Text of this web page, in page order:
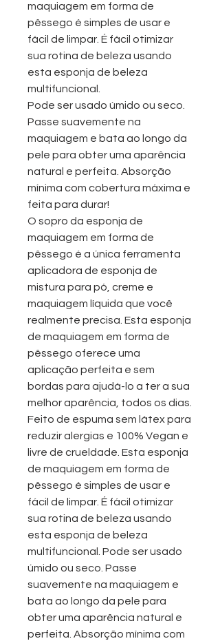
maquiagem em forma de
pêssego é simples de usar e
fácil de limpar. É fácil otimizar
sua rotina de beleza usando
esta esponja de beleza
multifuncional.
Pode ser usado úmido ou seco.
Passe suavemente na
maquiagem e bata ao longo da
pele para obter uma aparência
natural e perfeita. Absorção
mínima com cobertura máxima e
feita para durar!
O sopro da esponja de
maquiagem em forma de
pêssego é a única ferramenta
aplicadora de esponja de
mistura para pó, creme e
maquiagem líquida que você
realmente precisa. Esta esponja
de maquiagem em forma de
pêssego oferece uma
aplicação perfeita e sem
bordas para ajudá-lo a ter a sua
melhor aparência, todos os dias.
Feito de espuma sem látex para
reduzir alergias e 100% Vegan e
livre de crueldade. Esta esponja
de maquiagem em forma de
pêssego é simples de usar e
fácil de limpar. É fácil otimizar
sua rotina de beleza usando
esta esponja de beleza
multifuncional. Pode ser usado
úmido ou seco. Passe
suavemente na maquiagem e
bata ao longo da pele para
obter uma aparência natural e
perfeita. Absorção mínima com